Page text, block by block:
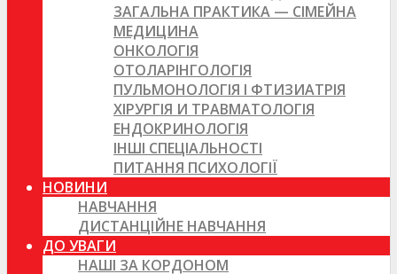
ЗАГАЛЬНА ПРАКТИКА — СІМЕЙНА
МЕДИЦИНА
ОНКОЛОГІЯ
ОТОЛАРІНГОЛОГІЯ
ПУЛЬМОНОЛОГІЯ І ФТИЗИАТРІЯ
ХІРУРГІЯ И ТРАВМАТОЛОГІЯ
ЕНДОКРИНОЛОГІЯ
ІНШІ СПЕЦІАЛЬНОСТІ
ПИТАННЯ ПСИХОЛОГІЇ
НОВИНИ
НАВЧАННЯ
ДИСТАНЦІЙНЕ НАВЧАННЯ
ДО УВАГИ
НАШІ ЗА КОРДОНОМ